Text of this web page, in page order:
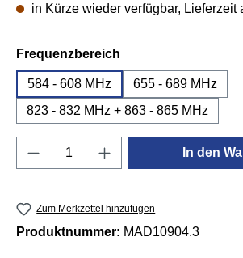
in Kürze wieder verfügbar, Lieferzeit
Frequenzbereich
584 - 608 MHz
655 - 689 MHz
823 - 832 MHz + 863 - 865 MHz
Produkt Anzahl: Gib den
In den
Zum Merkzettel hinzufügen
Produktnummer: MAD10904.3